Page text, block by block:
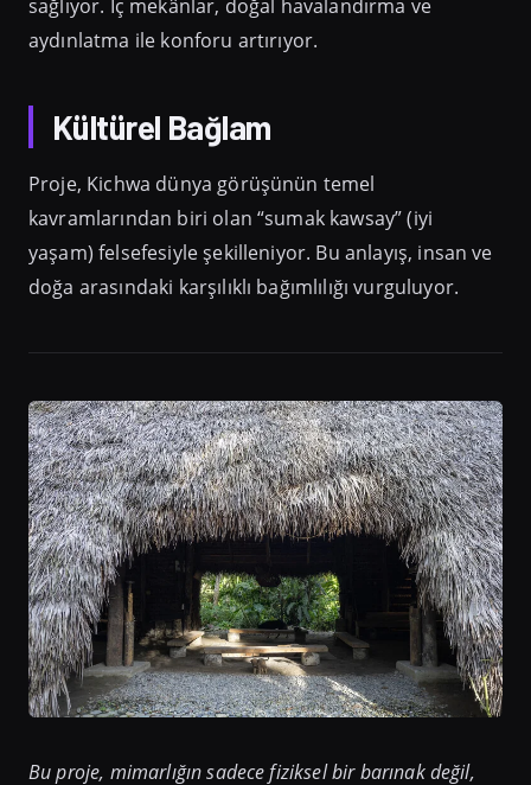
sağlıyor. İç mekânlar, doğal havalandırma ve
aydınlatma ile konforu artırıyor.
Kültürel Bağlam
Proje, Kichwa dünya görüşünün temel
kavramlarından biri olan “sumak kawsay” (iyi
yaşam) felsefesiyle şekilleniyor. Bu anlayış, insan ve
doğa arasındaki karşılıklı bağımlılığı vurguluyor.
Bu proje, mimarlığın sadece fiziksel bir barınak değil,